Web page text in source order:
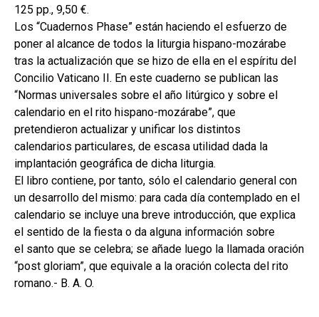
125 pp., 9,50 €.
Los “Cuadernos Phase” están haciendo el esfuerzo de
poner al alcance de todos la liturgia hispano-mozárabe
tras la actualización que se hizo de ella en el espíritu del
Concilio Vaticano II. En este cuaderno se publican las
“Normas universales sobre el año litúrgico y sobre el
calendario en el rito hispano-mozárabe”, que
pretendieron actualizar y unificar los distintos
calendarios particulares, de escasa utilidad dada la
implantación geográfica de dicha liturgia.
El libro contiene, por tanto, sólo el calendario general con
un desarrollo del mismo: para cada día contemplado en el
calendario se incluye una breve introducción, que explica
el sentido de la fiesta o da alguna información sobre
el santo que se celebra; se añade luego la llamada oración
“post gloriam”, que equivale a la oración colecta del rito
romano.- B. A. O.